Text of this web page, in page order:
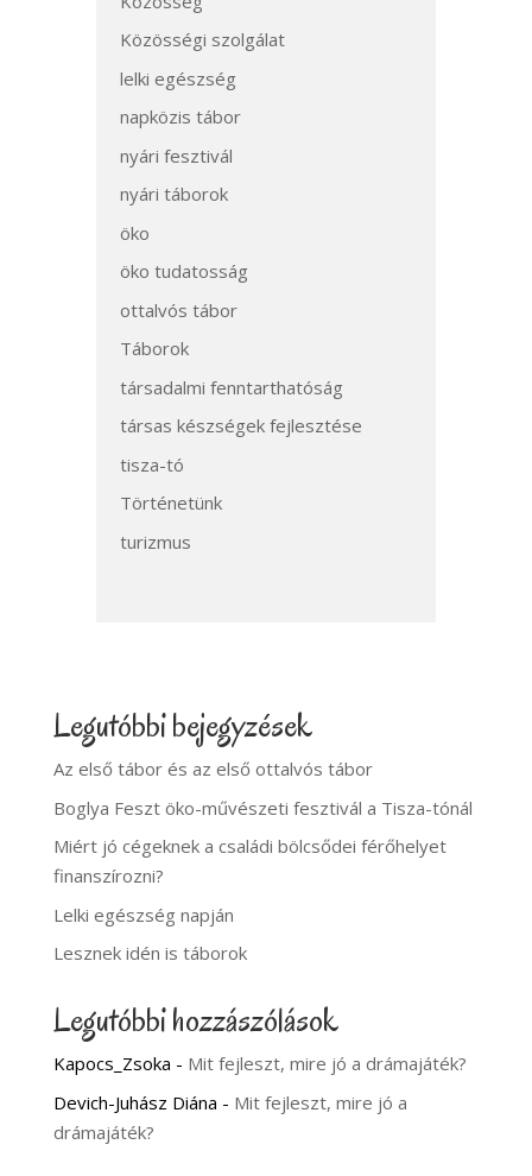
Közösségi szolgálat
lelki egészség
napközis tábor
nyári fesztivál
nyári táborok
öko
öko tudatosság
ottalvós tábor
Táborok
társadalmi fenntarthatóság
társas készségek fejlesztése
tisza-tó
Történetünk
turizmus
Legutóbbi bejegyzések
Az első tábor és az első ottalvós tábor
Boglya Feszt öko-művészeti fesztivál a Tisza-tónál
Miért jó cégeknek a családi bölcsődei férőhelyet
finanszírozni?
Lelki egészség napján
Lesznek idén is táborok
Legutóbbi hozzászólások
Kapocs_Zsoka - Mit fejleszt, mire jó a drámajáték?
Devich-Juhász Diána - Mit fejleszt, mire jó a
drámajáték?